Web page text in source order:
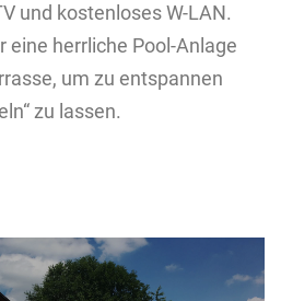
und kostenloses W-LAN.
herrliche Pool-Anlage
um zu entspannen
zu lassen.